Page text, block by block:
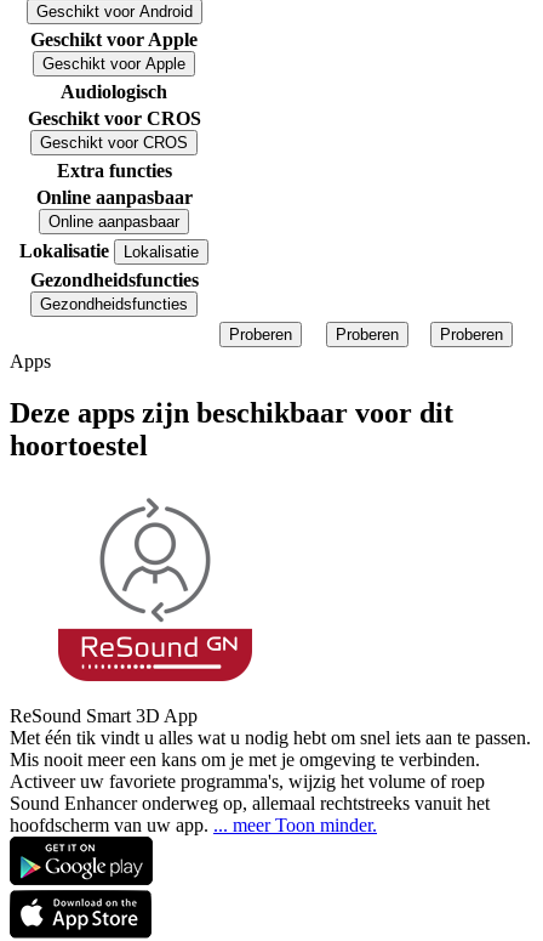
Geschikt voor Android
Geschikt voor Apple
Geschikt voor Apple
Audiologisch
Geschikt voor CROS
Geschikt voor CROS
Extra functies
Online aanpasbaar
Online aanpasbaar
Lokalisatie Lokalisatie
Gezondheidsfuncties
Gezondheidsfuncties
Proberen
Proberen Proberen
Apps
Deze apps zijn beschikbaar voor dit
hoortoestel
ReSound Smart 3D App
Met één tik vindt u alles wat u nodig hebt om snel iets aan te passen.
Mis nooit meer een kans om je met je omgeving te verbinden.
Activeer uw favoriete programma's, wijzig het volume of roep
Sound Enhancer onderweg op, allemaal rechtstreeks vanuit het
hoofdscherm van uw app. ... meer Toon minder.